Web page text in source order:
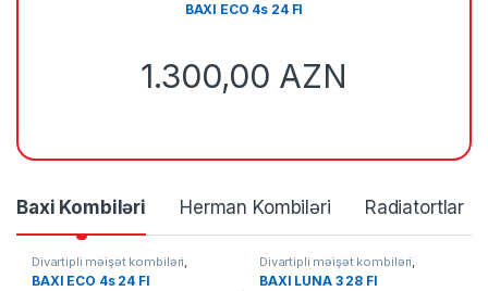
BAXI ECO 4s 24 FI
1.300,00 AZN
Baxi Kombiləri Herman Kombiləri Radiatortlar
Divartipli məişət kombiləri
KOMBİLƏR
BAXI ECO 4s 24 FI
Divartipli məişət kombiləri
KOMBİLƏR
BAXI LUNA 3 28 FI